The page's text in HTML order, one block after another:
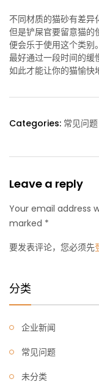
不同材质的猫砂有差异
但是铲屎官要留意猫的
便会乐于使用这个类别
最好通过一段时间的缓
如此才能让你的猫愉快
Categories: 常见问题
Leave a reply
Your email address
marked *
要发表评论，您必须先
分类
企业新闻
常见问题
未分类